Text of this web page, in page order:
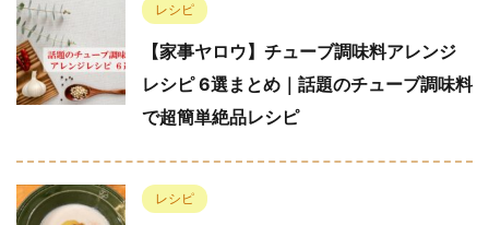
レシピ
【家事ヤロウ】チューブ調味料アレンジ
レシピ 6選まとめ｜話題のチューブ調味料
で超簡単絶品レシピ
レシピ